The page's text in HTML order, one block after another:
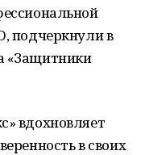
подчеркнули в
«Защитники
вдохновляет
в своих